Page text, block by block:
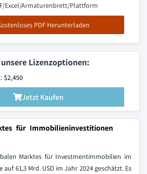
Excel/Armaturenbrett/Plattform
PDF Herunterladen
Lizenzoptionen:
$2,450
Jetzt Kaufen
für Immobilieninvestitionen
Marktes für Investmentimmobilien im
auf 61,3 Mrd. USD im Jahr 2024 geschätzt. Es